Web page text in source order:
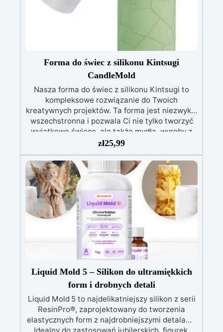
Forma do świec z silikonu Kintsugi
CandleMold
Nasza forma do świec z silikonu Kintsugi to
kompleksowe rozwiązanie do Twoich
kreatywnych projektów. Ta forma jest niezwykle
wszechstronna i pozwala Ci nie tylko tworzyć
wyjątkowe świece, ale także mydła, wyroby z
żywicy i wiele więcej. Z wymiarami 6 x 8,1 cm,
możesz tworzyć świece o wymiarach 5,1 x 8 cm.
Dzięki naszej formie do świec z silikonu
Kintsugi Twoje możliwości twórcze są
nieograniczone! Wymiary formy: 6 x 8,1 cm
Wymiary świecy wykonanej przy użyciu formy:
5,1 x 8 cm Nie przegap tej okazji! Kup teraz i
zacznij tworzyć niepowtarzalne dzieła sztuki!
zł25,99
Liquid Mold 5 – Silikon do ultramiękkich
form i drobnych detali
Liquid Mold 5 to najdelikatniejszy silikon z serii
ResinPro®, zaprojektowany do tworzenia
elastycznych form z najdrobniejszymi detalami.